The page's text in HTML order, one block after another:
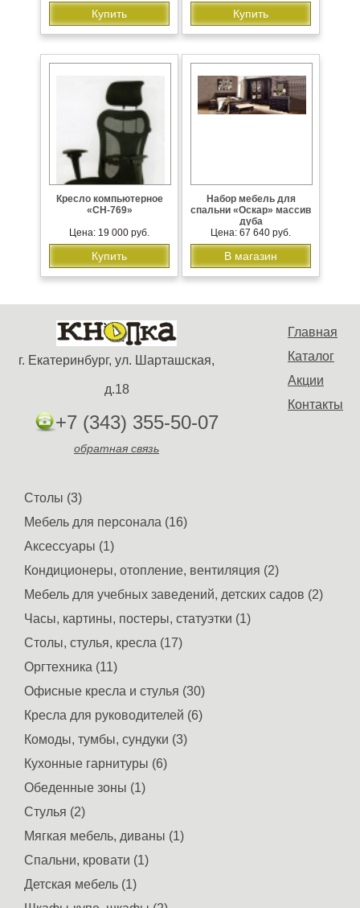
Купить Купить
Кресло компьютерное
«CH-769»
Цена: 19 000 руб.
Купить
Набор мебель для
спальни «Оскар» массив
дуба
Цена: 67 640 руб.
В магазин
Главная
Каталог
Акции
Контакты
г. Екатеринбург, ул. Шарташская,
д.18
+7 (343) 355-50-07
обратная связь
Столы (3)
Мебель для персонала (16)
Аксессуары (1)
Кондиционеры, отопление, вентиляция (2)
Мебель для учебных заведений, детских садов (2)
Часы, картины, постеры, статуэтки (1)
Столы, стулья, кресла (17)
Оргтехника (11)
Офисные кресла и стулья (30)
Кресла для руководителей (6)
Комоды, тумбы, сундуки (3)
Кухонные гарнитуры (6)
Обеденные зоны (1)
Стулья (2)
Мягкая мебель, диваны (1)
Спальни, кровати (1)
Детская мебель (1)